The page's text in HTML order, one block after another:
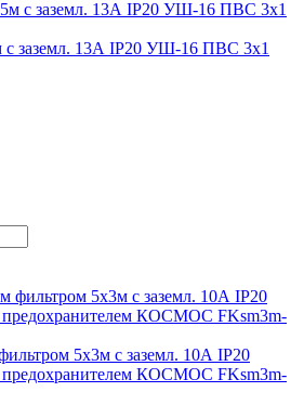
с заземл. 13А IP20 УШ-16 ПВС 3х1
5х3м с заземл. 10А IP20
предохранителем КОСМОС FKsm3m-